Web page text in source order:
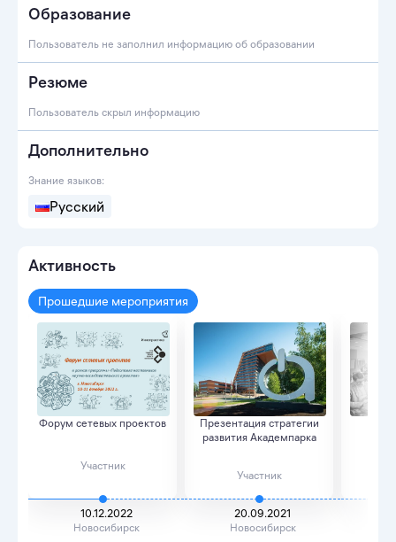
Образование
Пользователь не заполнил информацию об образовании
Резюме
Пользователь скрыл информацию
Дополнительно
Знание языков:
Русский
Активность
Прошедшие мероприятия
Форум сетевых проектов
Участник
10.12.2022
Новосибирск
Презентация стратегии
развития Академпарка
Участник
20.09.2021
Новосибирск